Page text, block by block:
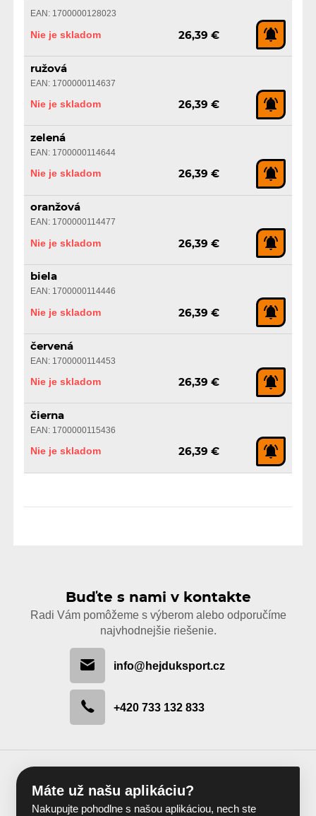
EAN: 1700000128023
Nie je skladom 26,39 €
ružová
EAN: 1700000114637
Nie je skladom 26,39 €
zelená
EAN: 1700000114644
Nie je skladom 26,39 €
oranžová
EAN: 1700000114477
Nie je skladom 26,39 €
biela
EAN: 1700000114446
Nie je skladom 26,39 €
červená
EAN: 1700000114453
Nie je skladom 26,39 €
čierna
EAN: 1700000115436
Nie je skladom 26,39 €
Buďte s nami v kontakte
Radi Vám pomôžeme s výberom alebo odporučíme
najvhodnejšie riešenie.
info@hejduksport.cz
+420 733 132 833
Máte už našu aplikáciu?
Nakupujte pohodlne s našou aplikáciou, nech ste